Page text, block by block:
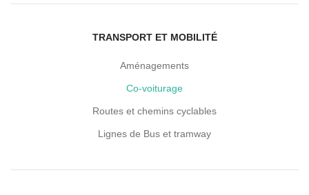
TRANSPORT ET MOBILITÉ
Aménagements
Co-voiturage
Routes et chemins cyclables
Lignes de Bus et tramway